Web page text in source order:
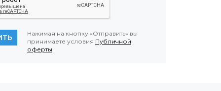
Нажимая на кнопку «Отправить» вы
принимаете условия Публичной
оферты.